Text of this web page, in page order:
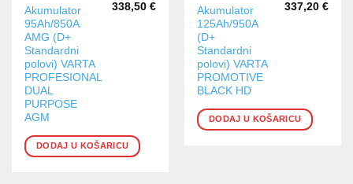
Akumulator
95Ah/850A
AMG (D+
Standardni
polovi) VARTA
PROFESIONAL
DUAL
PURPOSE
AGM
338,50 €
DODAJ U KOŠARICU
Akumulator
125Ah/950A
(D+
Standardni
polovi) VARTA
PROMOTIVE
BLACK HD
337,20 €
DODAJ U KOŠARICU